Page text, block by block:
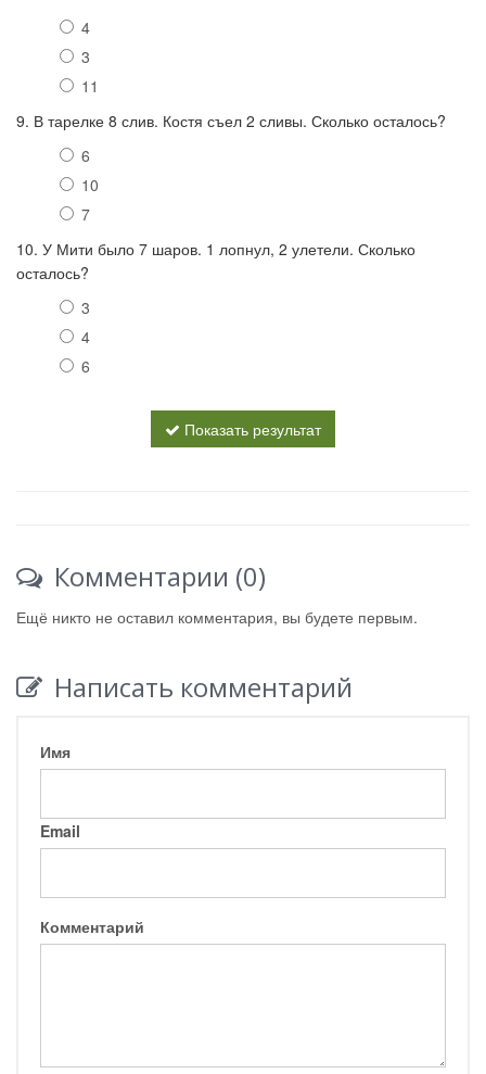
4
3
11
9. В тарелке 8 слив. Костя съел 2 сливы. Сколько осталось?
6
10
7
10. У Мити было 7 шаров. 1 лопнул, 2 улетели. Сколько
осталось?
3
4
6
Показать результат
Комментарии (0)
Ещё никто не оставил комментария, вы будете первым.
Написать комментарий
Имя
Email
Комментарий